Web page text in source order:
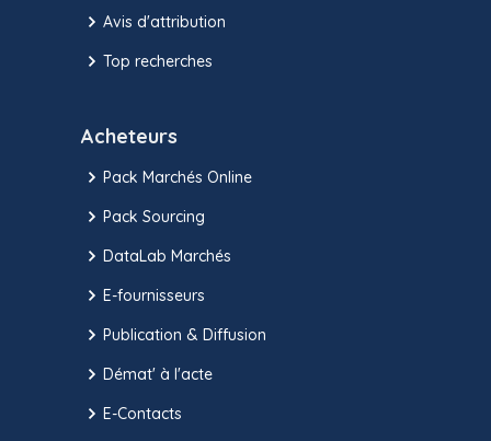
Avis d'attribution
Top recherches
Acheteurs
Pack Marchés Online
Pack Sourcing
DataLab Marchés
E-fournisseurs
Publication & Diffusion
Démat' à l'acte
E-Contacts